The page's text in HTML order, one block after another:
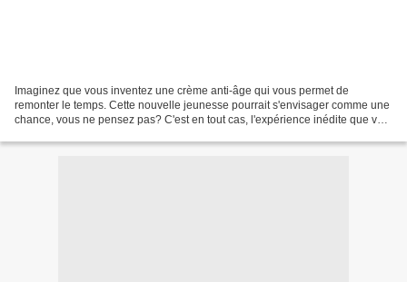
Imaginez que vous inventez une crème anti-âge qui vous permet de
remonter le temps. Cette nouvelle jeunesse pourrait s'envisager comme une
chance, vous ne pensez pas? C'est en tout cas, l'expérience inédite que va